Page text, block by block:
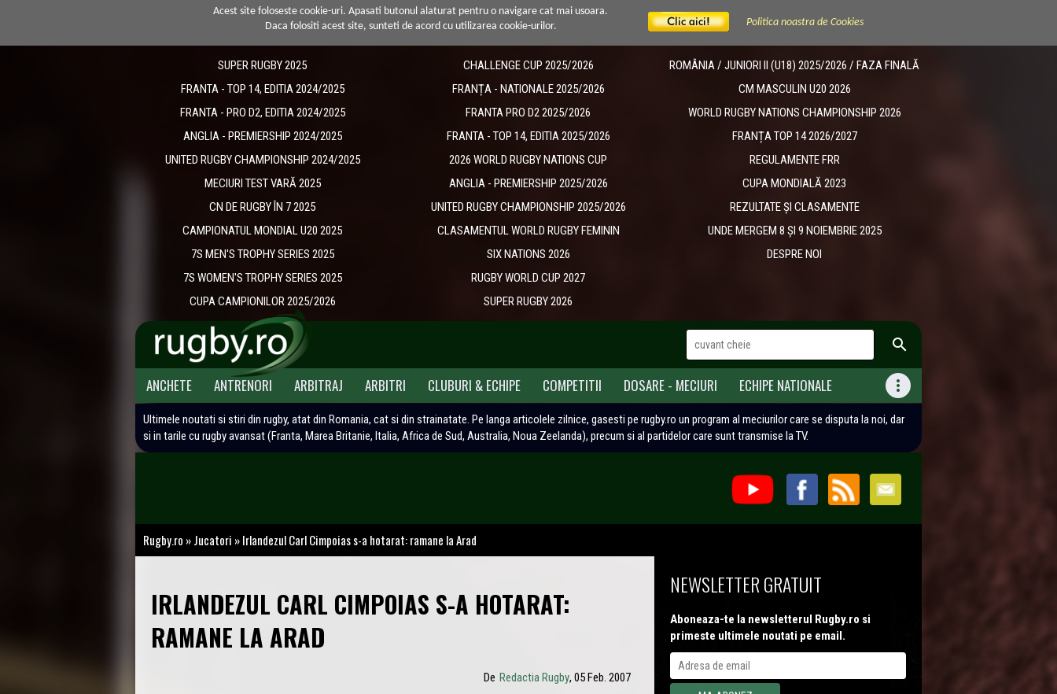
Politica noastra de Cookies
Acest site foloseste cookie-uri. Apasati butonul alaturat pentru o navigare cat mai usoara.
Daca folositi acest site, sunteti de acord cu utilizarea cookie-urilor.
SUPER RUGBY 2025
FRANTA - TOP 14, EDITIA 2024/2025
FRANTA - PRO D2, EDITIA 2024/2025
ANGLIA - PREMIERSHIP 2024/2025
UNITED RUGBY CHAMPIONSHIP 2024/2025
MECIURI TEST VARĂ 2025
CN DE RUGBY ÎN 7 2025
CAMPIONATUL MONDIAL U20 2025
7S MEN'S TROPHY SERIES 2025
7S WOMEN'S TROPHY SERIES 2025
CUPA CAMPIONILOR 2025/2026
CHALLENGE CUP 2025/2026
​FRANȚA - NATIONALE 2025/2026
FRANTA PRO D2 2025/2026
FRANTA - TOP 14, EDITIA 2025/2026
2026 WORLD RUGBY NATIONS CUP
ANGLIA - PREMIERSHIP 2025/2026
UNITED RUGBY CHAMPIONSHIP 2025/2026
CLASAMENTUL WORLD RUGBY FEMININ
SIX NATIONS 2026
RUGBY WORLD CUP 2027
SUPER RUGBY 2026
ROMÂNIA / JUNIORI II (U18) 2025/2026 / FAZA FINALĂ
CM MASCULIN U20 2026
WORLD RUGBY NATIONS CHAMPIONSHIP 2026
FRANȚA TOP 14 2026/2027
REGULAMENTE FRR
CUPA MONDIALĂ 2023
REZULTATE ȘI CLASAMENTE
UNDE MERGEM 8 ȘI 9 NOIEMBRIE 2025
DESPRE NOI

ANCHETE ANTRENORI ARBITRAJ ARBITRI CLUBURI & ECHIPE COMPETITII DOSARE - MECIURI ECHIPE NATIONALE 
Ultimele noutati si stiri din rugby, atat din Romania, cat si din strainatate. Pe langa articolele zilnice, gasesti pe rugby.ro un program al meciurilor care se disputa la noi, dar
si in tarile cu rugby avansat (Franta, Marea Britanie, Italia, Africa de Sud, Australia, Noua Zeelanda), precum si al partidelor care sunt transmise la TV.
Rugby.ro »Jucatori »Irlandezul Carl Cimpoias s-a hotarat: ramane la Arad
IRLANDEZUL CARL CIMPOIAS S-A HOTARAT:
RAMANE LA ARAD
De Redactia Rugby, 05 Feb. 2007
NEWSLETTER GRATUIT
Aboneaza-te la newsletterul Rugby.ro si
primeste ultimele noutati pe email.